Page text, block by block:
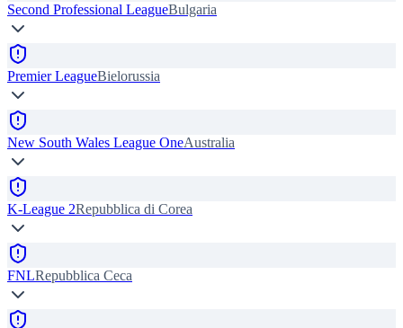
Second Professional LeagueBulgaria
Premier LeagueBielorussia
New South Wales League OneAustralia
K-League 2Repubblica di Corea
FNLRepubblica Ceca